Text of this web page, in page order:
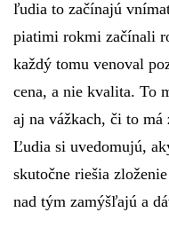
ľudia to začínajú
piatimi rokmi začínali
každý tomu venoval
cena, a nie kvalita. To
aj na vážkach, či to má
Ľudia si uvedomujú,
skutočne riešia
nad tým zamýšľajú a